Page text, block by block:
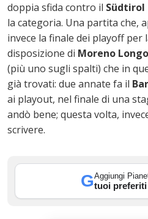
doppia sfida contro il Südtirol
la categoria. Una partita che,
invece la finale dei playoff per
disposizione di Moreno Longo
(più uno sugli spalti) che in
già trovati: due annate fa il
ai playout, nel finale di una
andò bene; questa volta,
scrivere.
GAggiungi
tuoi